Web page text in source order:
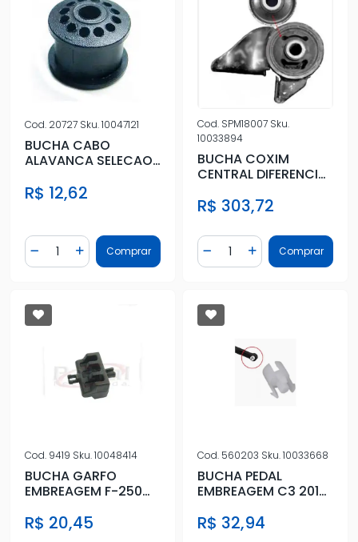
Cod. 20727 Sku.10047121
BUCHA CABO
ALAVANCA SELECAO
ECOSPORT 03/
R$ 12,62
Diminuir Quantidade
Quantidade
Adicionar Quantidade
Comprar
Cod. SPM18007 Sku.
10033894
BUCHA COXIM
CENTRAL DIFERENCIAL
MR418404 56X68X14
R$ 303,72
Diminuir Quantidade
Quantidade
AdicionarComprar
Cod. 9419 Sku.10048414
BUCHA GARFO
EMBREAGEM F-250
R$ 20,45
Cod. 560203 Sku.10033668
BUCHA PEDAL
EMBREAGEM C3 2012
R$ 32,94